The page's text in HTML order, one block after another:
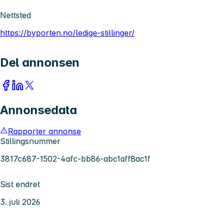
Nettsted
https://byporten.no/ledige-stillinger/
Del annonsen
Annonsedata
Rapporter annonse
Stillingsnummer
3817c687-1502-4afc-bb86-abc1aff8ac1f
Sist endret
3. juli 2026